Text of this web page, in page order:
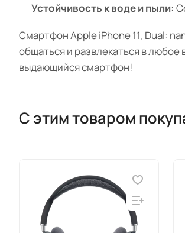
Устойчивость к воде и пыли:
Смартфон Apple iPhone 11, Dual:
общаться и развлекаться в
выдающийся смартфон!
С этим товаром